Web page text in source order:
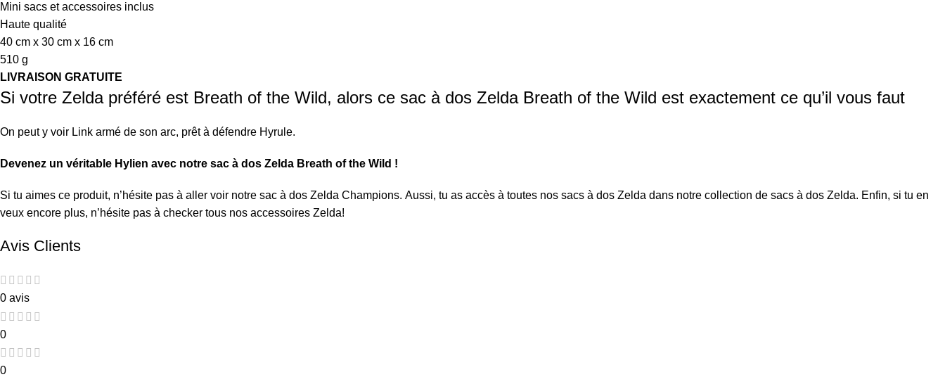
Mini sacs et accessoires inclus
Haute qualité
40 cm x 30 cm x 16 cm
510 g
LIVRAISON GRATUITE
Si votre Zelda préféré est Breath of the Wild, alors ce sac à dos Zelda Breath of the Wild est exactement ce qu’il vous faut
On peut y voir Link armé de son arc, prêt à défendre Hyrule.
Devenez un véritable Hylien avec notre sac à dos Zelda Breath of the Wild !
Si tu aimes ce produit, n’hésite pas à aller voir notre sac à dos Zelda Champions. Aussi, tu as accès à toutes nos sacs à dos Zelda dans notre collection de sacs à dos Zelda. Enfin, si tu en
veux encore plus, n’hésite pas à checker tous nos accessoires Zelda!
Avis Clients
0 avis
0
0